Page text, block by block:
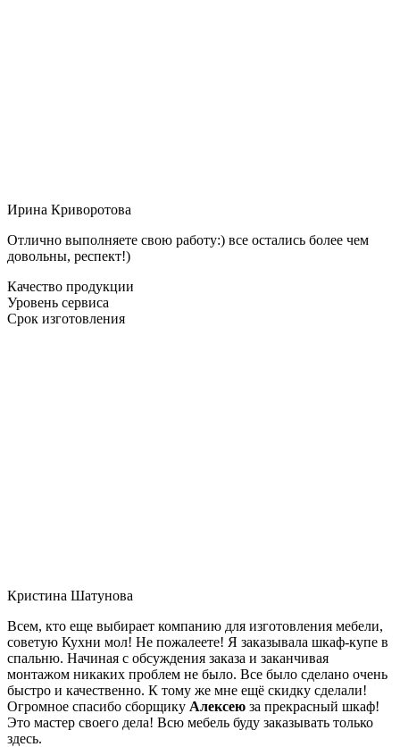
Ирина Криворотова
Отлично выполняете свою работу:) все остались более чем
довольны, респект!)
Качество продукции
Уровень сервиса
Срок изготовления
Кристина Шатунова
Всем, кто еще выбирает компанию для изготовления мебели,
советую Кухни мол! Не пожалеете! Я заказывала шкаф-купе в
спальню. Начиная с обсуждения заказа и заканчивая
монтажом никаких проблем не было. Все было сделано очень
быстро и качественно. К тому же мне ещё скидку сделали!
Огромное спасибо сборщику Алексею за прекрасный шкаф!
Это мастер своего дела! Всю мебель буду заказывать только
здесь.